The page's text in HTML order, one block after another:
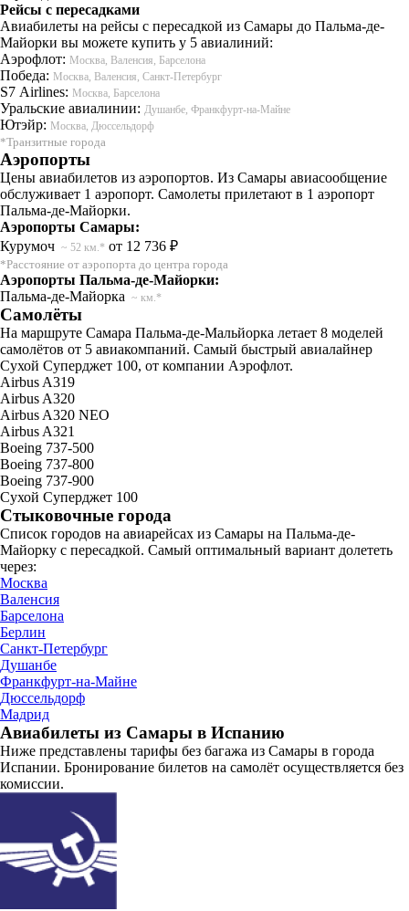
Рейсы с пересадками
Авиабилеты на рейсы с пересадкой из Самары до Пальма-де-
Майорки вы можете купить у 5 авиалиний:
Аэрофлот: Москва, Валенсия, Барселона
Победа: Москва, Валенсия, Санкт-Петербург
S7 Airlines: Москва, Барселона
Уральские авиалинии: Душанбе, Франкфурт-на-Майне
Ютэйр: Москва, Дюссельдорф
*Транзитные города
Аэропорты
Цены авиабилетов из аэропортов. Из Самары авиасообщение
обслуживает 1 аэропорт. Самолеты прилетают в 1 аэропорт
Пальма-де-Майорки.
Аэропорты Самары:
Курумоч ~ 52 км.* от 12 736 ₽
*Расстояние от аэропорта до центра города
Аэропорты Пальма-де-Майорки:
Пальма-де-Майорка ~ км.*
Самолёты
На маршруте Самара Пальма-де-Мальйорка летает 8 моделей
самолётов от 5 авиакомпаний. Самый быстрый авиалайнер
Сухой Суперджет 100, от компании Аэрофлот.
Airbus A319
Airbus A320
Airbus A320 NEO
Airbus A321
Boeing 737-500
Boeing 737-800
Boeing 737-900
Сухой Суперджет 100
Стыковочные города
Список городов на авиарейсах из Самары на Пальма-де-
Майорку с пересадкой. Самый оптимальный вариант долететь
через:
Москва
Валенсия
Барселона
Берлин
Санкт-Петербург
Душанбе
Франкфурт-на-Майне
Дюссельдорф
Мадрид
Авиабилеты из Самары в Испанию
Ниже представлены тарифы без багажа из Самары в города
Испании. Бронирование билетов на самолёт осуществляется без
комиссии.